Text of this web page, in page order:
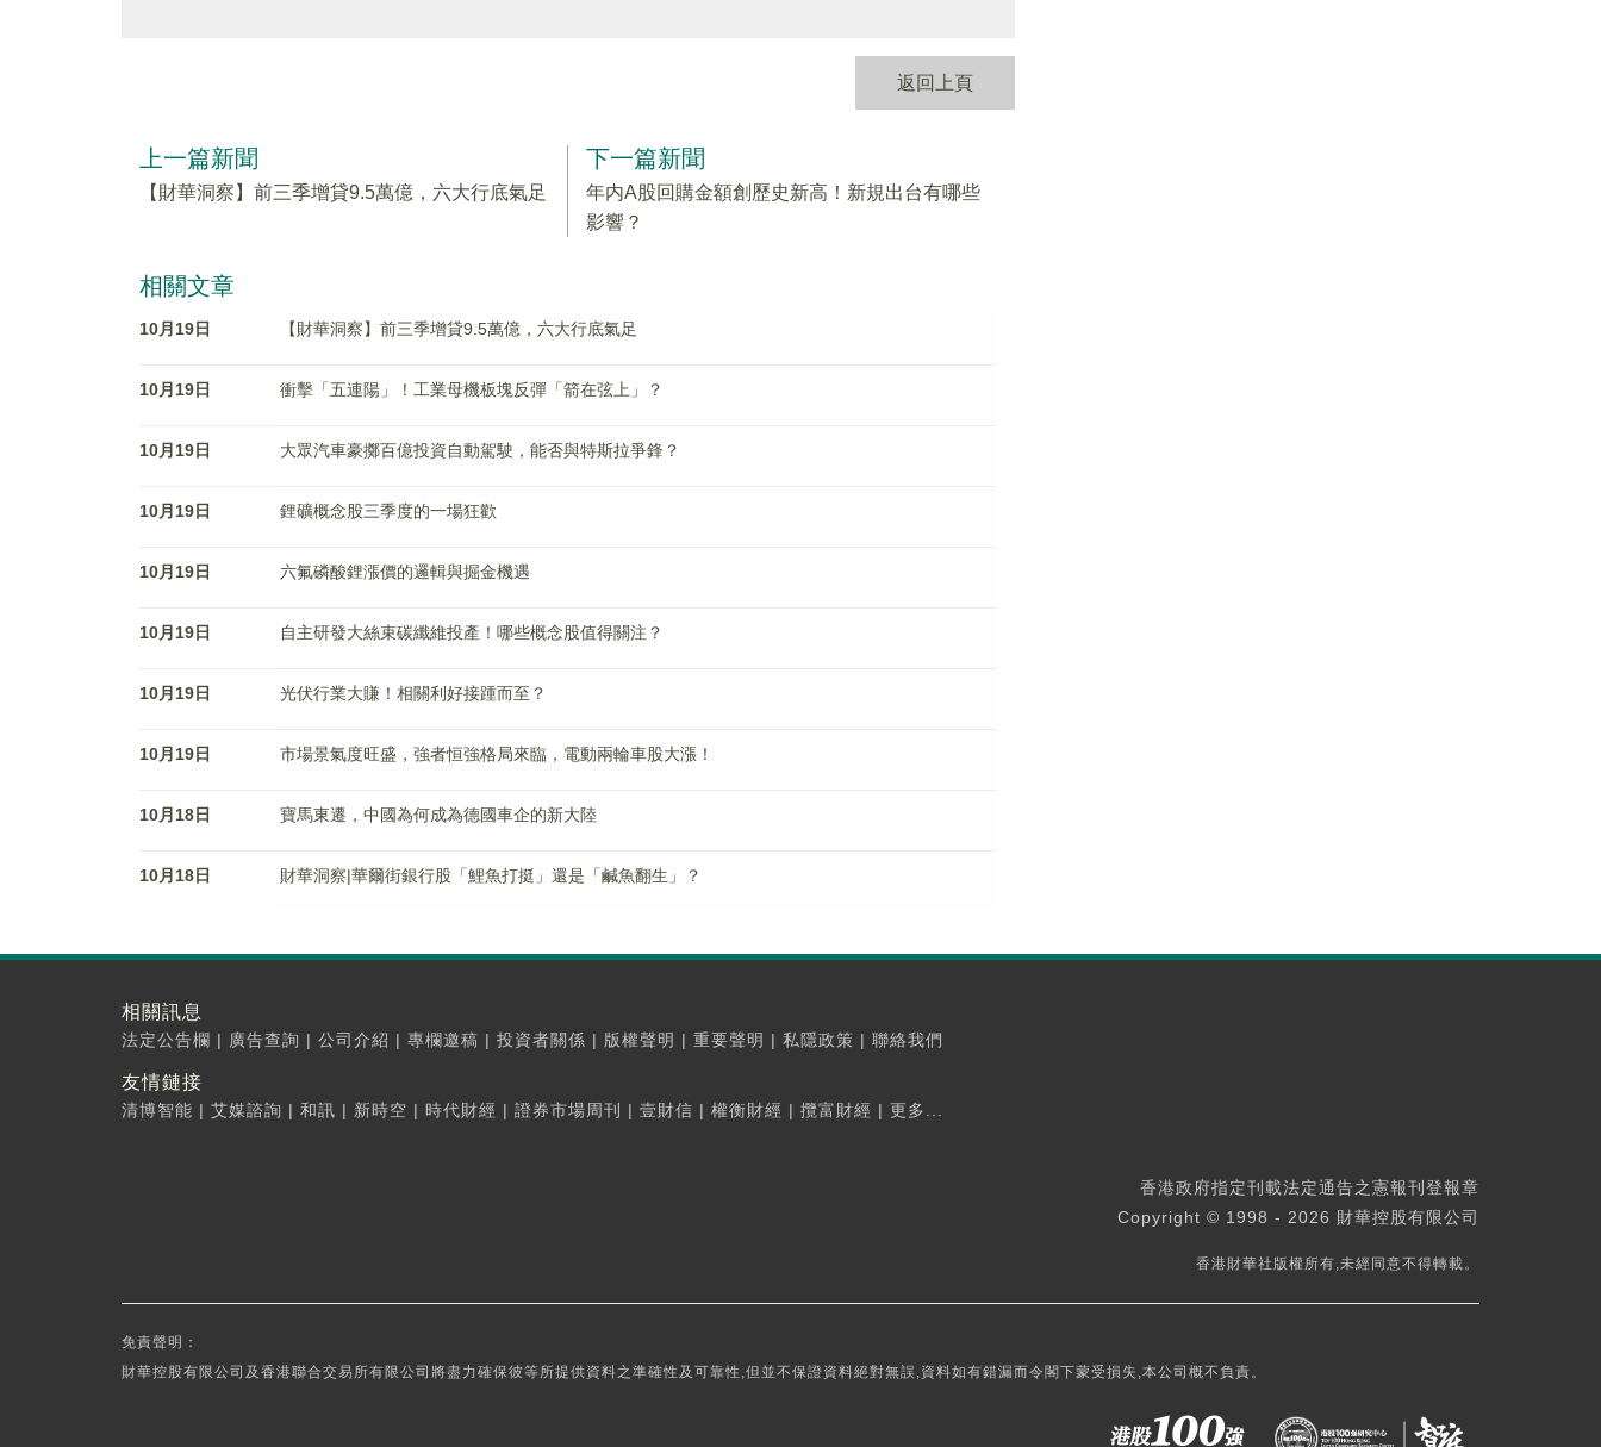
返回上頁
上一篇新聞
【財華洞察】前三季增貸9.5萬億，六大行底氣足
下一篇新聞
年内A股回購金額創歷史新高！新規出台有哪些
影響？
相關文章
10月19日 【財華洞察】前三季增貸9.5萬億，六大行底氣足
10月19日 衝擊「五連陽」！工業母機板塊反彈「箭在弦上」？
10月19日 大眾汽車豪擲百億投資自動駕駛，能否與特斯拉爭鋒？
10月19日 鋰礦概念股三季度的一場狂歡
10月19日 六氟磷酸鋰漲價的邏輯與掘金機遇
10月19日 自主研發大絲束碳纖維投產！哪些概念股值得關注？
10月19日 光伏行業大賺！相關利好接踵而至？
10月19日 市場景氣度旺盛，強者恒強格局來臨，電動兩輪車股大漲！
10月18日 寶馬東遷，中國為何成為德國車企的新大陸
10月18日 財華洞察|華爾街銀行股「鯉魚打挺」還是「鹹魚翻生」？
相關訊息
法定公告欄 | 廣告查詢 | 公司介紹 | 專欄邀稿 | 投資者關係 | 版權聲明 | 重要聲明 | 私隱政策 | 聯絡我們
友情鏈接
清博智能 | 艾媒諮詢 | 和訊 | 新時空 | 時代財經 | 證券市場周刊 | 壹財信 | 權衡財經 | 攬富財經 | 更多...
香港政府指定刊載法定通告之憲報刊登報章
Copyright © 1998 - 2026 財華控股有限公司
香港財華社版權所有,未經同意不得轉載。
免責聲明：
財華控股有限公司及香港聯合交易所有限公司將盡力確保彼等所提供資料之準確性及可靠性,但並不保證資料絕對無誤,資料如有錯漏而令閣下蒙受損失,本公司概不負責。